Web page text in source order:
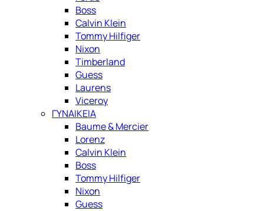
Boss
Calvin Klein
Tommy Hilfiger
Nixon
Timberland
Guess
Laurens
Viceroy
ΓΥΝΑΙΚΕΙΑ
Baume & Mercier
Lorenz
Calvin Klein
Boss
Tommy Hilfiger
Nixon
Guess